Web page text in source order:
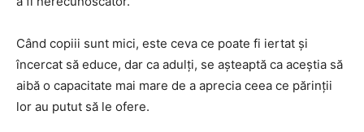
Când copiii sunt mici, este ceva ce poate fi iertat și
încercat să educe, dar ca adulți, se așteaptă ca aceștia să
aibă o capacitate mai mare de a aprecia ceea ce părinții
lor au putut să le ofere.